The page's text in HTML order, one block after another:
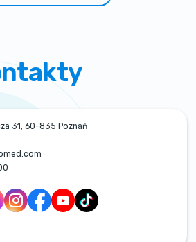
31, 60-835 Poznań